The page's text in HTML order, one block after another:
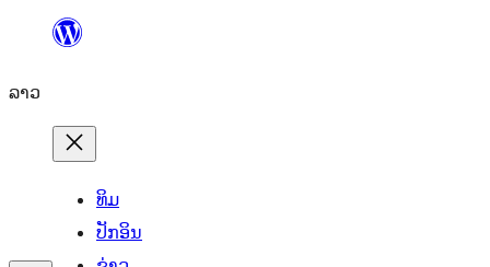
ທີ່
ເນື້ອຫາ
ລາວ
ທິມ
ປັກອິນ